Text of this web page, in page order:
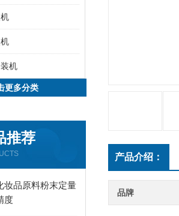
机
更多分类
推荐
妆品原料粉末定量
度
产品介绍：
品牌